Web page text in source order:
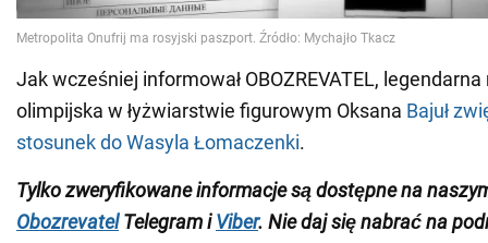
Jak wcześniej informował OBOZREVATEL,
olimpijska w łyżwiarstwie figurowym Oksana Bajuł
stosunek do Wasyla Łomaczenki.
Tylkozweryfikowane informacje są dostępne na
ObozrevatelTelegram iViber. Nie daj się nabrać na